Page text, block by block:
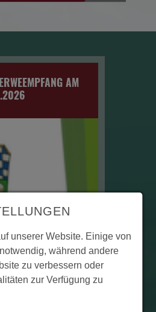
AM
unserer Website. Einige von
während andere
zu verbessern oder
zur Verfügung zu